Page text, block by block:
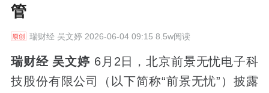
管
瑞财经吴文婷 2026-06-04 09:15 8.5w阅读
瑞财经 吴文婷 6月2日，北京前景无忧电子科
技股份有限公司（以下简称“前景无忧”）披露